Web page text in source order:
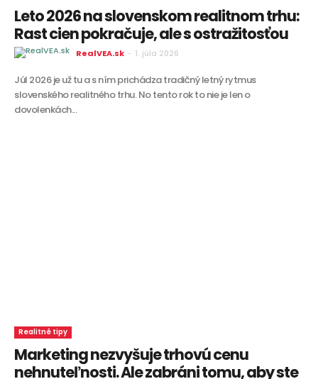
Leto 2026 na slovenskom realitnom trhu:
Rast cien pokračuje, ale s ostražitosťou
RealVEA.sk - 1. júla 2026
Júl 2026 je už tu a s ním prichádza tradičný letný rytmus
slovenského realitného trhu. No tento rok to nie je len o
dovolenkách...
Realitné tipy
Marketing nezvyšuje trhovú cenu
nehnuteľnosti. Ale zabráni tomu, aby ste